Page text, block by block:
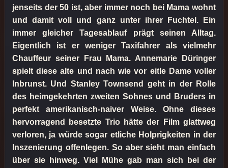
jenseits der 50 ist, aber immer noch bei Mama wohnt
und damit voll und ganz unter ihrer Fuchtel. Ein
immer gleicher Tagesablauf prägt seinen Alltag.
Eigentlich ist er weniger Taxifahrer als vielmehr
Chauffeur seiner Frau Mama. Annemarie Düringer
spielt diese alte und nach wie vor eitle Dame voller
Inbrunst. Und Stanley Townsend geht in der Rolle
des heimgekehrten zweiten Sohnes und Bruders in
perfekt amerikanisch-naiver Weise. Ohne dieses
hervorragend besetzte Trio hätte der Film glattweg
verloren, ja würde sogar etliche Holprigkeiten in der
Inszenierung offenlegen. So aber sieht man einfach
über sie hinweg. Viel Mühe gab man sich bei der